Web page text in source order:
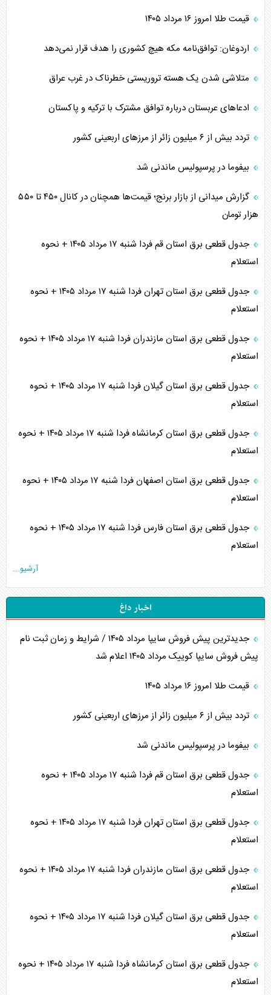
قیمت طلا امروز ۱۶ مرداد ۱۴۰۵
اردوغان: توافق‌نامه مکه هیچ کشوری را هدف قرار نمی‌دهد
متلاشی شدن یک هسته تروریستی خطرناک در غرب عراق
ادعاهای عربستان درباره توافق مشترک با ترکیه و پاکستان
تردد بیش از ۶ میلیون زائر از مرزهای اربعینی کشور
بیفوما در پرسپولیس ماندنی شد
گزارش میدانی از بازار برنج؛ قیمت‌ها همچنان در کانال ۴۵۰ تا ۵۵۰
هزار تومان
جدول قطعی برق استان قم فردا شنبه ۱۷ مرداد ۱۴۰۵ + نحوه
استعلام
جدول قطعی برق استان تهران فردا شنبه ۱۷ مرداد ۱۴۰۵ + نحوه
استعلام
جدول قطعی برق استان مازندران فردا شنبه ۱۷ مرداد ۱۴۰۵ + نحوه
استعلام
جدول قطعی برق استان گیلان فردا شنبه ۱۷ مرداد ۱۴۰۵ + نحوه
استعلام
جدول قطعی برق استان کرمانشاه فردا شنبه ۱۷ مرداد ۱۴۰۵ + نحوه
استعلام
جدول قطعی برق استان اصفهان فردا شنبه ۱۷ مرداد ۱۴۰۵ + نحوه
استعلام
جدول قطعی برق استان فارس فردا شنبه ۱۷ مرداد ۱۴۰۵ + نحوه
استعلام
آرشیو...
اخبار داغ
جدیدترین پیش فروش سایپا مرداد ۱۴۰۵ / شرایط و زمان ثبت نام
پیش فروش سایپا کوییک مرداد ۱۴۰۵ اعلام شد
قیمت طلا امروز ۱۶ مرداد ۱۴۰۵
تردد بیش از ۶ میلیون زائر از مرزهای اربعینی کشور
بیفوما در پرسپولیس ماندنی شد
جدول قطعی برق استان قم فردا شنبه ۱۷ مرداد ۱۴۰۵ + نحوه
استعلام
جدول قطعی برق استان تهران فردا شنبه ۱۷ مرداد ۱۴۰۵ + نحوه
استعلام
جدول قطعی برق استان مازندران فردا شنبه ۱۷ مرداد ۱۴۰۵ + نحوه
استعلام
جدول قطعی برق استان گیلان فردا شنبه ۱۷ مرداد ۱۴۰۵ + نحوه
استعلام
جدول قطعی برق استان کرمانشاه فردا شنبه ۱۷ مرداد ۱۴۰۵ + نحوه
استعلام